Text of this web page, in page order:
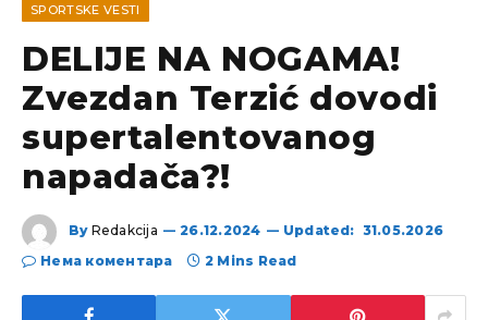
SPORTSKE VESTI
DELIJE NA NOGAMA!
Zvezdan Terzić dovodi
supertalentovanog
napadača?!
By Redakcija 26.12.2024 Updated: 31.05.2026
Нема коментара
2 Mins Read